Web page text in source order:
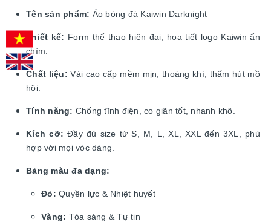
Tên sản phẩm: Áo bóng đá Kaiwin Darknight
Thiết kế: Form thể thao hiện đại, họa tiết logo Kaiwin ẩn
chìm.
Chất liệu: Vải cao cấp mềm mịn, thoáng khí, thấm hút mồ
hôi.
Tính năng: Chống tĩnh điện, co giãn tốt, nhanh khô.
Kích cỡ: Đầy đủ size từ S, M, L, XL, XXL đến 3XL, phù
hợp với mọi vóc dáng.
Bảng màu đa dạng:
Đỏ: Quyền lực & Nhiệt huyết
Vàng: Tỏa sáng & Tự tin